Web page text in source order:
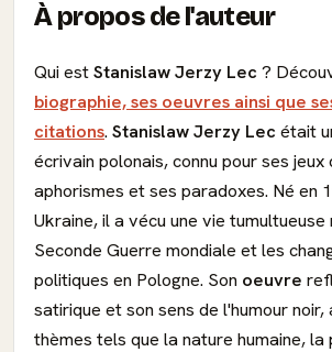
À propos de l'auteur
Qui estStanislaw Jerzy Lec ?
biographie, ses oeuvres ainsi que
citations. Stanislaw Jerzy Lec était
écrivain polonais, connu pour ses jeux
aphorismes et ses paradoxes. Né en
Ukraine, il a vécu une vie
Seconde Guerre mondiale et les
politiques en Pologne. Son oeuvre
satirique et son sens de l'humour noir,
thèmes tels que la nature humaine, la